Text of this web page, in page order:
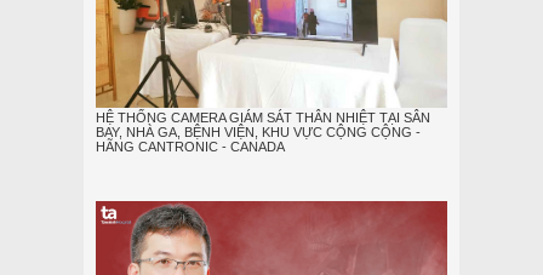
HỆ THỐNG CAMERA GIÁM SÁT THÂN NHIỆT TẠI SÂN
BAY, NHÀ GA, BỆNH VIỆN, KHU VỰC CỘNG CỘNG -
HÃNG CANTRONIC - CANADA